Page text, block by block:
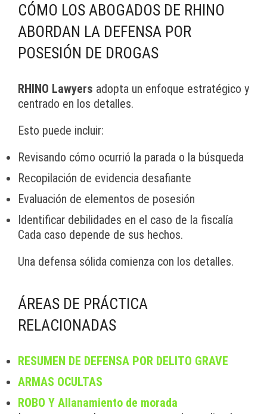
CÓMO LOS ABOGADOS DE RHINO
ABORDAN LA DEFENSA POR
POSESIÓN DE DROGAS
RHINO Lawyers adopta un enfoque estratégico y
centrado en los detalles.
Esto puede incluir:
Revisando cómo ocurrió la parada o la búsqueda
Recopilación de evidencia desafiante
Evaluación de elementos de posesión
Identificar debilidades en el caso de la fiscalía
Cada caso depende de sus hechos.
Una defensa sólida comienza con los detalles.
ÁREAS DE PRÁCTICA
RELACIONADAS
RESUMEN DE DEFENSA POR DELITO GRAVE
ARMAS OCULTAS
ROBO Y Allanamiento de morada